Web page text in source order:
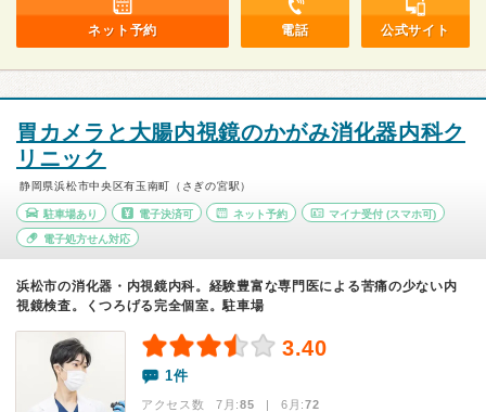
ネット予約 電話 公式サイト
胃カメラと大腸内視鏡のかがみ消化器内科ク
リニック
静岡県浜松市中央区有玉南町（さぎの宮駅）
駐車場あり 電子決済可 ネット予約 マイナ受付 (スマホ可)
電子処方せん対応
浜松市の消化器・内視鏡内科。経験豊富な専門医による苦痛の少ない内
視鏡検査。くつろげる完全個室。駐車場
3.40
1件
アクセス数 7月:85 | 6月:72